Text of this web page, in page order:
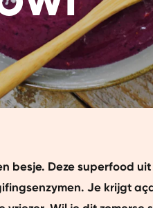
besje. Deze superfood uit
Je krijgt